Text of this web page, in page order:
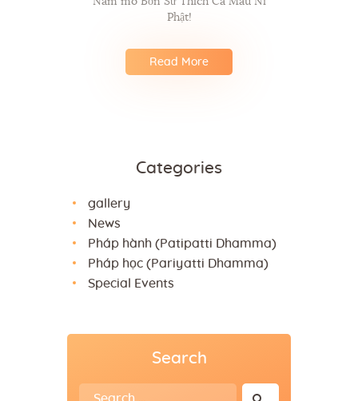
Phật!
Read More
Categories
gallery
News
Pháp hành (Patipatti Dhamma)
Pháp học (Pariyatti Dhamma)
Special Events
Search
Search